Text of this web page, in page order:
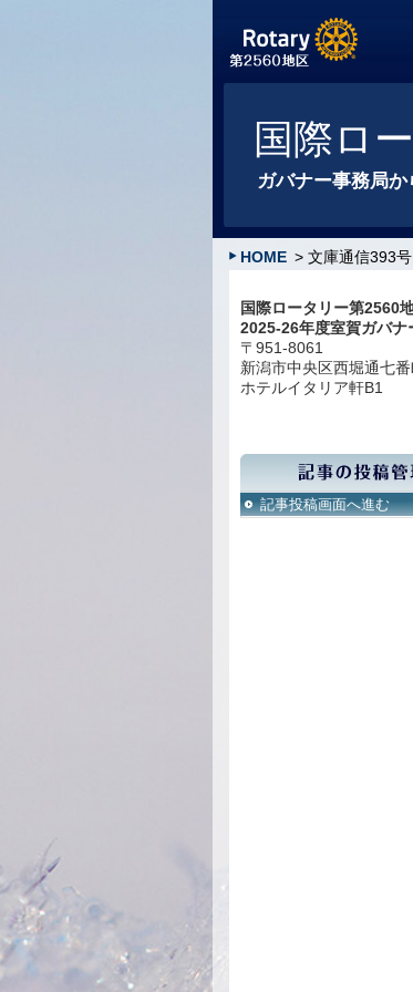
国際ロ
ガバナー事務局
HOME > 文庫通信393号
国際ロータリー第2560
2025-26年度室賀ガバナ
〒951-8061
新潟市中央区西堀通七
ホテルイタリア軒B1
記事投稿画面へ進む